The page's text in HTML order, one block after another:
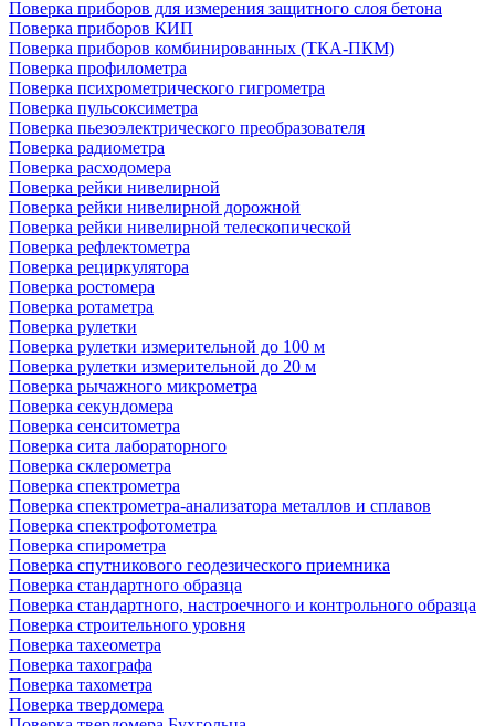
Поверка приборов для измерения защитного слоя бетона
Поверка приборов КИП
Поверка приборов комбинированных (ТКА-ПКМ)
Поверка профилометра
Поверка психрометрического гигрометра
Поверка пульсоксиметра
Поверка пьезоэлектрического преобразователя
Поверка радиометра
Поверка расходомера
Поверка рейки нивелирной
Поверка рейки нивелирной дорожной
Поверка рейки нивелирной телескопической
Поверка рефлектометра
Поверка рециркулятора
Поверка ростомера
Поверка ротаметра
Поверка рулетки
Поверка рулетки измерительной до 100 м
Поверка рулетки измерительной до 20 м
Поверка рычажного микрометра
Поверка секундомера
Поверка сенситометра
Поверка сита лабораторного
Поверка склерометра
Поверка спектрометра
Поверка спектрометра-анализатора металлов и сплавов
Поверка спектрофотометра
Поверка спирометра
Поверка спутникового геодезического приемника
Поверка стандартного образца
Поверка стандартного, настроечного и контрольного образца
Поверка строительного уровня
Поверка тахеометра
Поверка тахографа
Поверка тахометра
Поверка твердомера